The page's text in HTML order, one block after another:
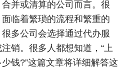
并或清算的公司而言。很
临着繁琐的流程和繁重的
多公司会选择通过代办服
销。很多人都想知道，“上
钱?”这篇文章将详细解答这